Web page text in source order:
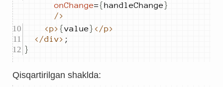
onChange={handleChange}
/>
<p> {value} </p>
</div> ;
}
Qisqartirilgan shaklda: